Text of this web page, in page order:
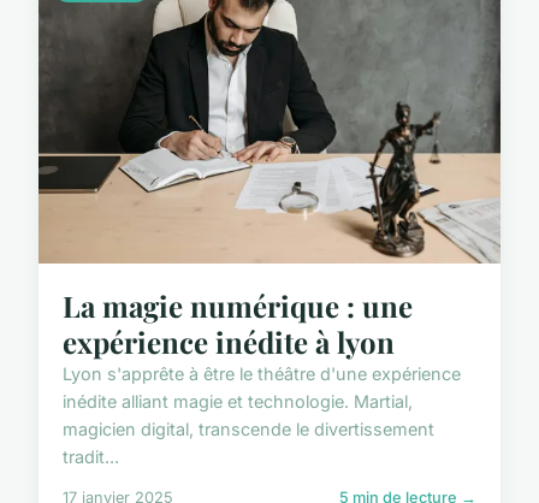
La magie numérique : une
expérience inédite à lyon
Lyon s'apprête à être le théâtre d'une expérience
inédite alliant magie et technologie. Martial,
magicien digital, transcende le divertissement
tradit...
17 janvier 2025 5 min de lecture →